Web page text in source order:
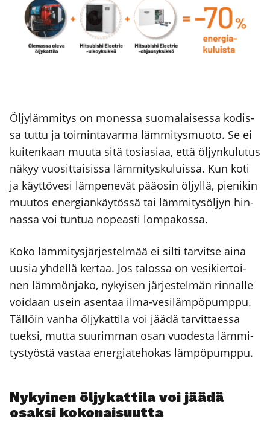
Öljy­läm­mi­tys on mones­sa suo­ma­lai­ses­sa kodis­
sa tut­tu ja toi­min­ta­var­ma läm­mi­tys­muo­to. Se ei
kui­ten­kaan muu­ta sitä tosia­si­aa, että öljyn­ku­lu­tus
näkyy vuo­sit­tai­sis­sa läm­mi­tys­ku­luis­sa. Kun koti
ja käyt­tö­ve­si läm­pe­ne­vät pää­osin öljyl­lä, pie­ni­kin
muu­tos ener­gian­käy­tös­sä tai läm­mi­ty­söl­jyn hin­
nas­sa voi tun­tua nopeas­ti lom­pa­kos­sa.
Koko läm­mi­tys­jär­jes­tel­mää ei sil­ti tar­vit­se aina
uusia yhdel­lä ker­taa. Jos talos­sa on vesi­kier­toi­
nen läm­mön­ja­ko, nykyi­sen jär­jes­tel­män rin­nal­le
voi­daan usein asen­taa ilma-vesi­läm­pö­pump­pu.
Täl­löin van­ha öljy­kat­ti­la voi jää­dä tar­vit­taes­sa
tuek­si, mut­ta suu­rim­man osan vuo­des­ta läm­mi­
tys­työs­tä vas­taa ener­gia­te­ho­kas läm­pö­pump­pu.
Nykyi­nen öljy­kat­ti­la voi jää­dä
osak­si koko­nai­suut­ta